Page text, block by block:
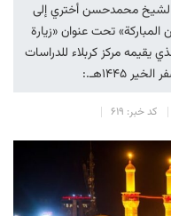
الشيخ محمدحسن أختري إلى
المباركة» تحت عنوان «زيارة
يقیمه مركز كربلاء للدراسات
۱۴۴۵هـ.:
کد خبر: ۶۱۹